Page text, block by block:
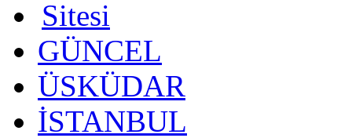
GÜNCEL
ÜSKÜDAR
İSTANBUL